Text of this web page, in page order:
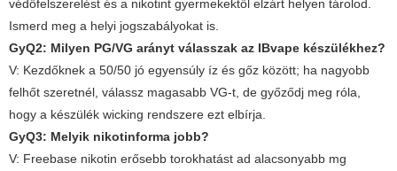
védőfelszerelést és a nikotint gyermekektől elzárt helyen tárolod.
Ismerd meg a helyi jogszabályokat is.
GyQ2: Milyen PG/VG arányt válasszak az IBvape készülékhez?
V: Kezdőknek a 50/50 jó egyensúly íz és gőz között; ha nagyobb
felhőt szeretnél, válassz magasabb VG-t, de győződj meg róla,
hogy a készülék wicking rendszere ezt elbírja.
GyQ3: Melyik nikotinforma jobb?
V: Freebase nikotin erősebb torokhatást ad alacsonyabb mg